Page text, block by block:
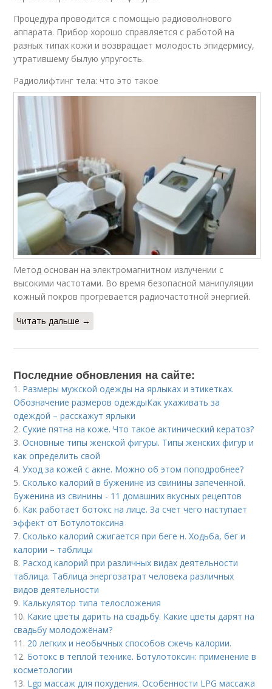
Процедура проводится с помощью радиоволнового
аппарата. Прибор хорошо справляется с работой на
разных типах кожи и возвращает молодость эпидермису,
утратившему былую упругость.
Радиолифтинг тела: что это такое
Метод основан на электромагнитном излучении с
высокими частотами. Во время безопасной манипуляции
кожный покров прогревается радиочастотной энергией.
Читать дальше →
Последние обновления на сайте:
1. Размеры мужской одежды на ярлыках и этикетках.
Обозначение размеров одеждыКак ухаживать за
одеждой – расскажут ярлыки
2.Сухие пятна на коже. Что такое актинический кератоз?
3.Основные типы женской фигуры. Типы женских фигур и
как определить свой
4.Уход за кожей с акне. Можно об этом поподробнее?
5.Сколько калорий в буженине из свинины запеченной.
Буженина из свинины - 11 домашних вкусных рецептов
6. Как работает ботокс на лице. За счет чего наступает
эффект от Ботулотоксина
7.Сколько калорий сжигается при беге н. Ходьба, бег и
калории – таблицы
8. Расход калорий при различных видах деятельности
таблица. Таблица энергозатрат человека различных
видов деятельности
9. Калькулятор типа телосложения
10. Какие цветы дарить на свадьбу. Какие цветы дарят на
свадьбу молодожёнам?
11. 20 легких и необычных способов сжечь калории.
12. Ботокс в теплой технике. Ботулотоксин: применение в
косметологии
13. Lgp массаж для похудения. Особенности LPG массажа